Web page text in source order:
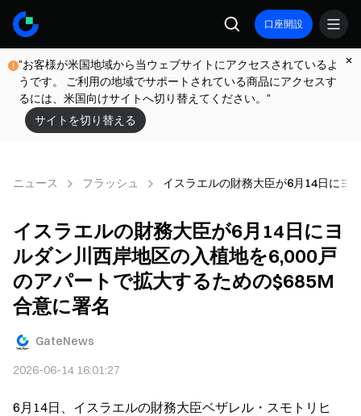
口座開設
"お客様が米国地域から当ウェブサイトにアクセスされているよ
うです。 ご利用の地域でサポートされている商品にアクセスす
るには、米国向けサイトへ切り替えてください。"
サイトを切り替える
ニュース フラッシュ イスラエルの財務大臣が6月14日にヨ
イスラエルの財務大臣が6月14日にヨ
ルダン川西岸地区の入植地を6,000戸
のアパートで拡大するための$685M
合意に署名
GateNews
2026-06-14 16:01:27
6月14日、イスラエルの財務大臣ベザレル・スモトリヒ